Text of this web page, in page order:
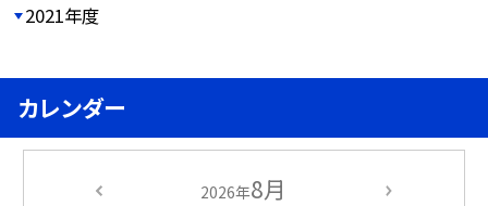
2021年度
カレンダー
2026年8月